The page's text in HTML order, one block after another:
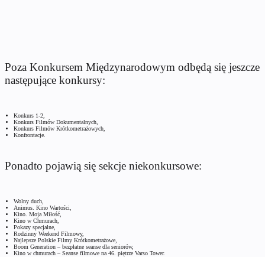
Poza Konkursem Międzynarodowym odbędą się jeszcze
następujące konkursy:
Konkurs 1-2,
Konkurs Filmów Dokumentalnych,
Konkurs Filmów Krótkometrażowych,
Konfrontacje.
Ponadto pojawią się sekcje niekonkursowe:
Wolny duch,
Animus. Kino Wartości,
Kino. Moja Miłość,
Kino w Chmurach,
Pokazy specjalne,
Rodzinny Weekend Filmowy,
Najlepsze Polskie Filmy Krótkometrażowe,
Boom Generation – bezpłatne seanse dla seniorów,
Kino w chmurach – Seanse filmowe na 46. piętrze Varso Tower.